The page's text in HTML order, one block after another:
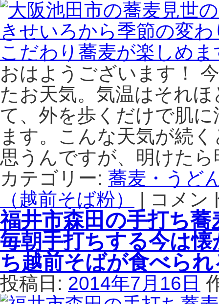
駅
か
ら
徒
歩
5
分
手
打
そ
ば
星
（あ
か
り）
は、
熟
成
し
た
永
平
寺
町
おはようございます！
たお天気。気温はそれ
て、外を歩くだけで肌
ます。こんな天気が続
思うんですが、明けた
カテゴリー: 蕎麦・うど
（越前そば粉）
|
大
阪
池
田
市
の
蕎
麦
見
世
コメン
福井市森田の手打ち
毎朝手打ちする今は
ち越前そばが食べら
投稿日: 2014年7月16日